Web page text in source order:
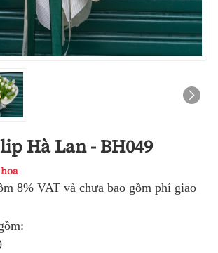
Hà Lan - BH049
8% VAT và chưa bao gồm phí giao